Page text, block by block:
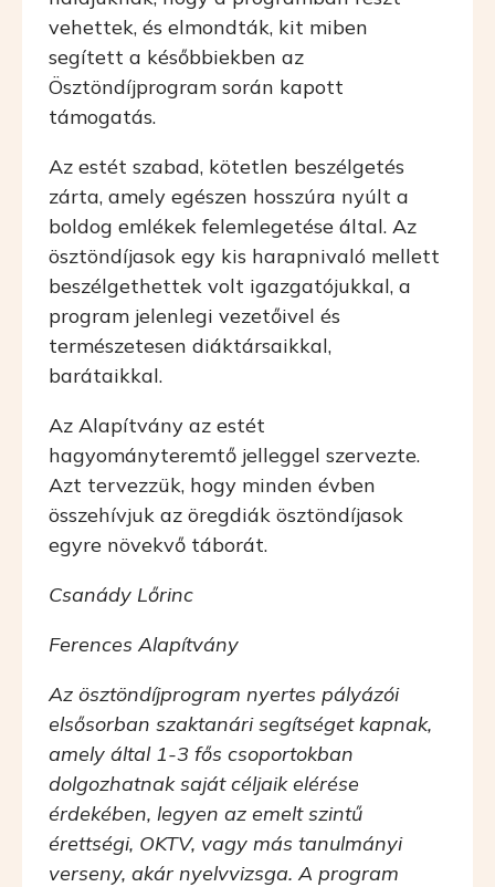
vehettek, és elmondták, kit miben
segített a későbbiekben az
Ösztöndíjprogram során kapott
támogatás.
Az estét szabad, kötetlen beszélgetés
zárta, amely egészen hosszúra nyúlt a
boldog emlékek felemlegetése által. Az
ösztöndíjasok egy kis harapnivaló mellett
beszélgethettek volt igazgatójukkal, a
program jelenlegi vezetőivel és
természetesen diáktársaikkal,
barátaikkal.
Az Alapítvány az estét
hagyományteremtő jelleggel szervezte.
Azt tervezzük, hogy minden évben
összehívjuk az öregdiák ösztöndíjasok
egyre növekvő táborát.
Csanády Lőrinc
Ferences Alapítvány
Az ösztöndíjprogram nyertes pályázói
elsősorban szaktanári segítséget kapnak,
amely által 1-3 fős csoportokban
dolgozhatnak saját céljaik elérése
érdekében, legyen az emelt szintű
érettségi, OKTV, vagy más tanulmányi
verseny, akár nyelvvizsga. A program